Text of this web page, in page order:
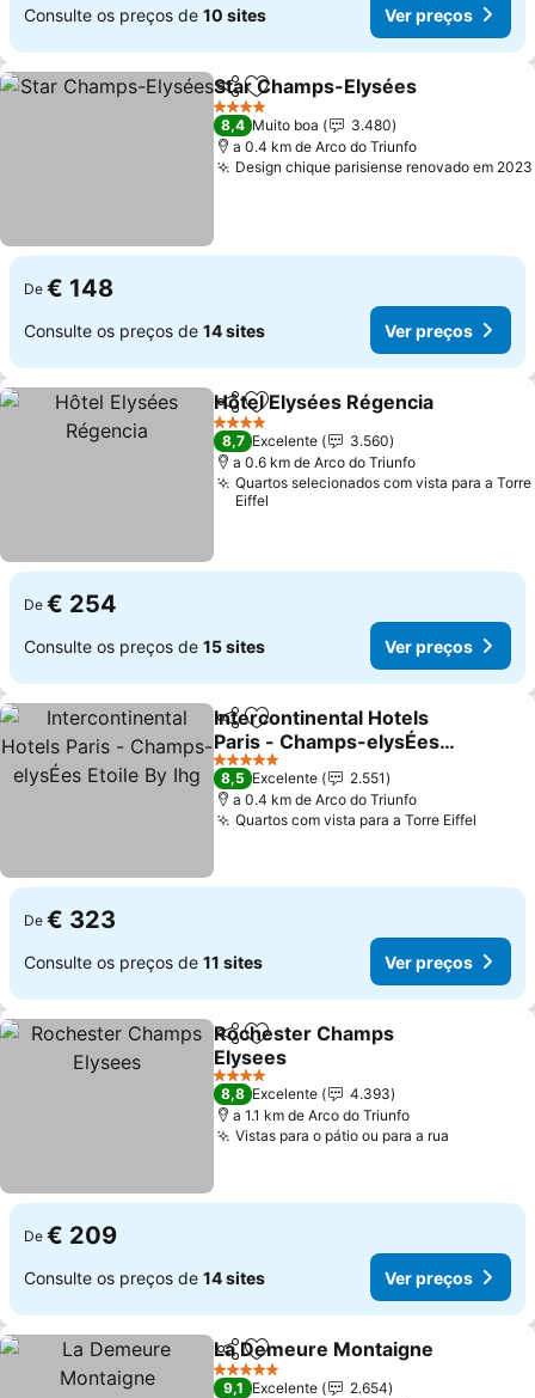
Consulte os preços de 10 sites Ver preços
PartilharAdicionar aos favoritos
Star Champs-Elysées
4 Estrelas
8,4 Muito boa
3.480
a 0.4 km de Arco do Triunfo
Design chique parisiense renovado em 2023
De € 148
Consulte os preços de 14 sites Ver preços
PartilharAdicionar aos favoritos
Hôtel Elysées Régencia
4 Estrelas
8,7 Excelente
3.560
a 0.6 km de Arco do Triunfo
Quartos selecionados com vista para a Torre
Eiffel
De € 254
Consulte os preços de 15 sites Ver preços
PartilharAdicionar aos favoritos
Intercontinental Hotels
Paris - Champs-elysÉes
Etoile By Ihg
5 Estrelas
8,5 Excelente
2.551
a 0.4 km de Arco do Triunfo
Quartos com vista para a Torre Eiffel
De € 323
Consulte os preços de 11 sites Ver preços
PartilharAdicionar aos favoritos
Rochester Champs
Elysees
4 Estrelas
8,8 Excelente
4.393
a 1.1 km de Arco do Triunfo
Vistas para o pátio ou para a rua
De € 209
Consulte os preços de 14 sites Ver preços
PartilharAdicionar aos favoritos
La Demeure Montaigne
5 Estrelas
9,1 Excelente
2.654